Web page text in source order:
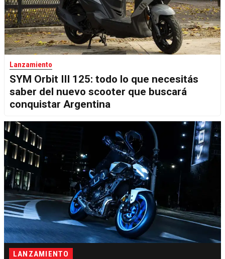
Lanzamiento
SYM Orbit III 125: todo lo que necesitás
saber del nuevo scooter que buscará
conquistar Argentina
LANZAMIENTO